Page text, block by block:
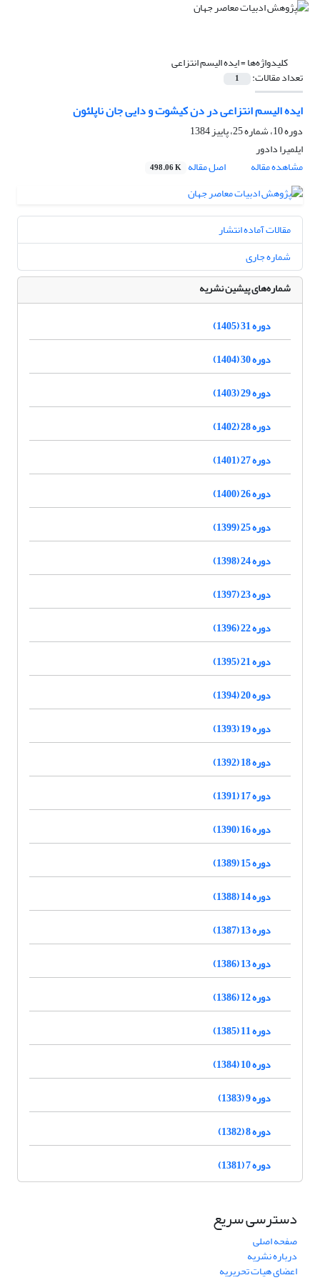
کلیدواژه‌ها =ایده الیسم انتزاعی
تعداد مقالات: 1
ایده الیسم انتزاعی در دن کیشوت و دایی جان ناپلئون
دوره 10، شماره 25، پاییز 1384
ایلمیرا دادور
مشاهده مقاله
اصل مقاله 498.06 K
مقالات آماده انتشار
شماره جاری
شماره‌های پیشین نشریه
دوره 31 (1405)
دوره 30 (1404)
دوره 29 (1403)
دوره 28 (1402)
دوره 27 (1401)
دوره 26 (1400)
دوره 25 (1399)
دوره 24 (1398)
دوره 23 (1397)
دوره 22 (1396)
دوره 21 (1395)
دوره 20 (1394)
دوره 19 (1393)
دوره 18 (1392)
دوره 17 (1391)
دوره 16 (1390)
دوره 15 (1389)
دوره 14 (1388)
دوره 13 (1387)
دوره 13 (1386)
دوره 12 (1386)
دوره 11 (1385)
دوره 10 (1384)
دوره 9 (1383)
دوره 8 (1382)
دوره 7 (1381)
دسترسی سریع
صفحه اصلی
درباره نشریه
اعضای هیات تحریریه